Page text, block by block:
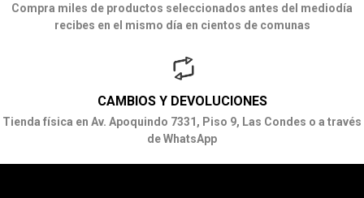
Compra miles de productos seleccionados antes del mediodía
recibes en el mismo día en cientos de comunas
CAMBIOS Y DEVOLUCIONES
Tienda física en Av. Apoquindo 7331, Piso 9, Las Condes o a través
de WhatsApp